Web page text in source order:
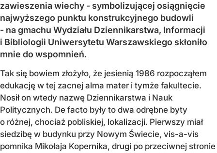
zawieszenia wiechy - symbolizującej osiągnięcie
najwyższego punktu konstrukcyjnego budowli
- na gmachu Wydziału Dziennikarstwa, Informacji
i Bibliologii Uniwersytetu Warszawskiego skłoniło
mnie do wspomnień.
Tak się bowiem złożyło, że jesienią 1986 rozpocząłem
edukację w tej zacnej alma mater i tymże fakultecie.
Nosił on wtedy nazwę Dziennikarstwa i Nauk
Politycznych. De facto były to dwa odrębne byty
o różnej, chociaż pobliskiej, lokalizacji. Pierwszy miał
siedzibę w budynku przy Nowym Świecie, vis-a-vis
pomnika Mikołaja Kopernika, drugi po przeciwnej stronie